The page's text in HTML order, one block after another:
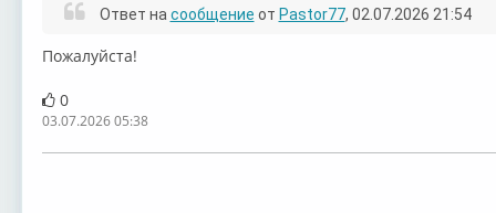
Ответ на сообщение от Pastor77, 02.07.2026 21:54
Пожалуйста!
0
03.07.2026 05:38